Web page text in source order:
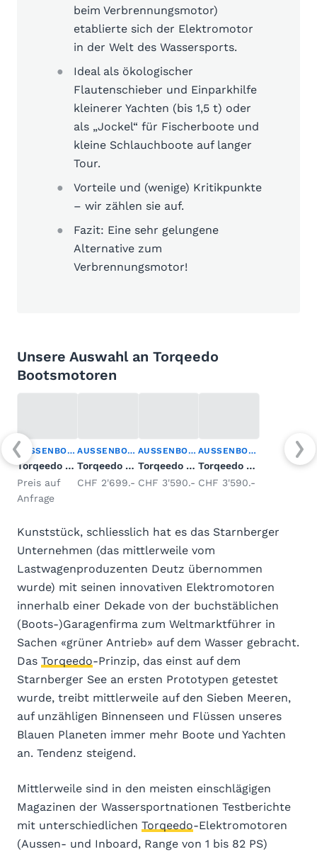
beim Verbrennungsmotor)
etablierte sich der Elektromotor
in der Welt des Wassersports.
Ideal als ökologischer
Flautenschieber und Einparkhilfe
kleinerer Yachten (bis 1,5 t) oder
als „Jockel“ für Fischerboote und
kleine Schlauchboote auf langer
Tour.
Vorteile und (wenige) Kritikpunkte
– wir zählen sie auf.
Fazit: Eine sehr gelungene
Alternative zum
Verbrennungsmotor!
Unsere Auswahl an Torqeedo
Bootsmotoren
AUSSENBORDER
Torqeedo Travel 1003 CS
Preis auf
Anfrage
AUSSENBORDER
Torqeedo Travel S mit Akku XP
CHF 2'699.-
AUSSENBORDER
Torqeedo Travel XP
CHF 3'590.-
AUSSENBORDER
Torqeedo XP HL
CHF 3'590.-
Kunststück, schliesslich hat es das Starnberger
Unternehmen (das mittlerweile vom
Lastwagenproduzenten Deutz übernommen
wurde) mit seinen innovativen Elektromotoren
innerhalb einer Dekade von der buchstäblichen
(Boots-)Garagenfirma zum Weltmarktführer in
Sachen «grüner Antrieb» auf dem Wasser gebracht.
Das Torqeedo-Prinzip, das einst auf dem
Starnberger See an ersten Prototypen getestet
wurde, treibt mittlerweile auf den Sieben Meeren,
auf unzähligen Binnenseen und Flüssen unseres
Blauen Planeten immer mehr Boote und Yachten
an. Tendenz steigend.
Mittlerweile sind in den meisten einschlägigen
Magazinen der Wassersportnationen Testberichte
mit unterschiedlichen Torqeedo-Elektromotoren
(Aussen- und Inboard, Range von 1 bis 82 PS)